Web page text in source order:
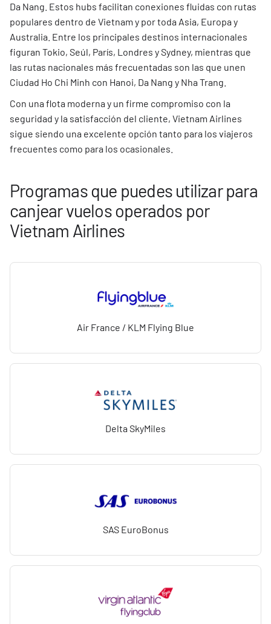
Da Nang. Estos hubs facilitan conexiones fluidas con rutas
populares dentro de Vietnam y por toda Asia, Europa y
Australia. Entre los principales destinos internacionales
figuran Tokio, Seúl, París, Londres y Sydney, mientras que
las rutas nacionales más frecuentadas son las que unen
Ciudad Ho Chi Minh con Hanoi, Da Nang y Nha Trang.
Con una flota moderna y un firme compromiso con la
seguridad y la satisfacción del cliente, Vietnam Airlines
sigue siendo una excelente opción tanto para los viajeros
frecuentes como para los ocasionales.
Programas que puedes utilizar para
canjear vuelos operados por
Vietnam Airlines
Air France / KLM Flying Blue
Delta SkyMiles
SAS EuroBonus